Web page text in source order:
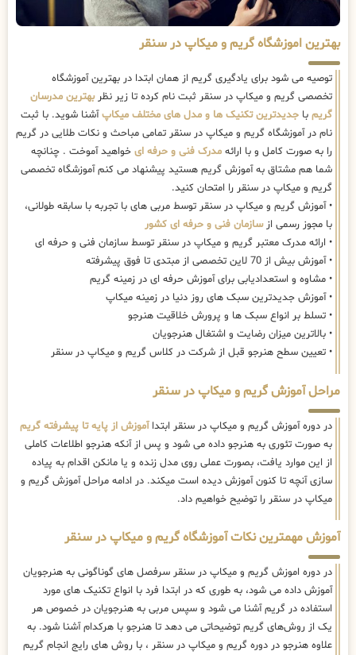
بهترین اموزشگاه گریم و میکاپ در سنقر
توصیه می شود برای یادگیری گریم از همان ابتدا در بهترین آموزشگاه
تخصصی گریم و میکاپ در سنقر ثبت نام کرده تا زیر نظربهترین مدرسان
گریم با جدیدترین تکنیک ها و مدل های مختلف میکاپآشنا شوید. با ثبت
نام در آموزشگاه گریم و میکاپ در سنقر تمامی مباحث و نکات طلایی در گریم
را به صورت کامل و با ارائه مدرک فنی و حرفه ای خواهید آموخت . چنانچه
شما هم مشتاق به آموزش گریم هستید پیشنهاد می کنم آموزشگاه تخصصی
گریم و میکاپ در سنقر را امتحان کنید.
• آموزش گریم و میکاپ در سنقر توسط مربی های با تجربه با سابقه طولانی،
با مجوز رسمی ازسازمان فنی و حرفه ای کشور
• ارائه مدرک معتبر گریم و میکاپ در سنقر توسط سازمان فنی و حرفه ای
• آموزش بیش از 70 لاین تخصصی از مبتدی تا فوق پیشرفته
• مشاوه و استعدادیابی برای آموزش حرفه ای در زمینه گریم
• آموزش جدیدترین سبک های روز دنیا در زمینه میکاپ
• تسلط بر انواع سبک ها و پرورش خلاقیت هنرجو
• بالاترین میزان رضایت و اشتغال هنرجویان
• تعیین سطح هنرجو قبل از شرکت در کلاس گریم و میکاپ در سنقر
مراحل آموزش گریم و میکاپ در سنقر
در دوره آموزش گریم و میکاپ در سنقر ابتداآموزش از پایه تا پیشرفته گریم
به صورت تئوری به هنرجو داده می شود و پس از آنکه هنرجو اطلاعات کاملی
از این موارد یافت، بصورت عملی روی مدل زنده و یا مانکن اقدام به پیاده
سازی آنچه تا کنون آموزش دیده است میکند. در ادامه مراحل آموزش گریم و
میکاپ در سنقر را توضیح خواهیم داد.
آموزش مهمترین نکات آموزشگاه گریم و میکاپ در سنقر
در دوره اموزش گریم و میکاپ در سنقر سرفصل های گوناگونی به هنرجویان
آموزش داده می شود، به طوری که در ابتدا فرد با انواع تکنیک های مورد
استفاده در گریم آشنا می شود و سپس مربی به هنرجویان در خصوص هر
یک از روش‌های گریم توضیحاتی می دهد تا هنرجو با هرکدام آشنا شود. به
علاوه هنرجو در دوره گریم و میکاپ در سنقر ، با روش های رایج انجام گریم